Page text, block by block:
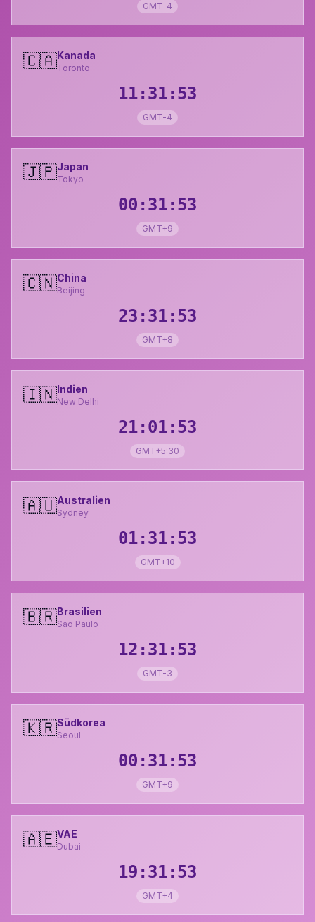
GMT-4
🇨🇦Kanada
Toronto
11:31:54
GMT-4
🇯🇵Japan
Tokyo
00:31:54
GMT+9
🇨🇳China
Beijing
23:31:54
GMT+8
🇮🇳Indien
New Delhi
21:01:54
GMT+5:30
🇦🇺Australien
Sydney
01:31:54
GMT+10
🇧🇷Brasilien
São Paulo
12:31:54
GMT-3
🇰🇷Südkorea
Seoul
00:31:54
GMT+9
🇦🇪VAE
Dubai
19:31:54
GMT+4